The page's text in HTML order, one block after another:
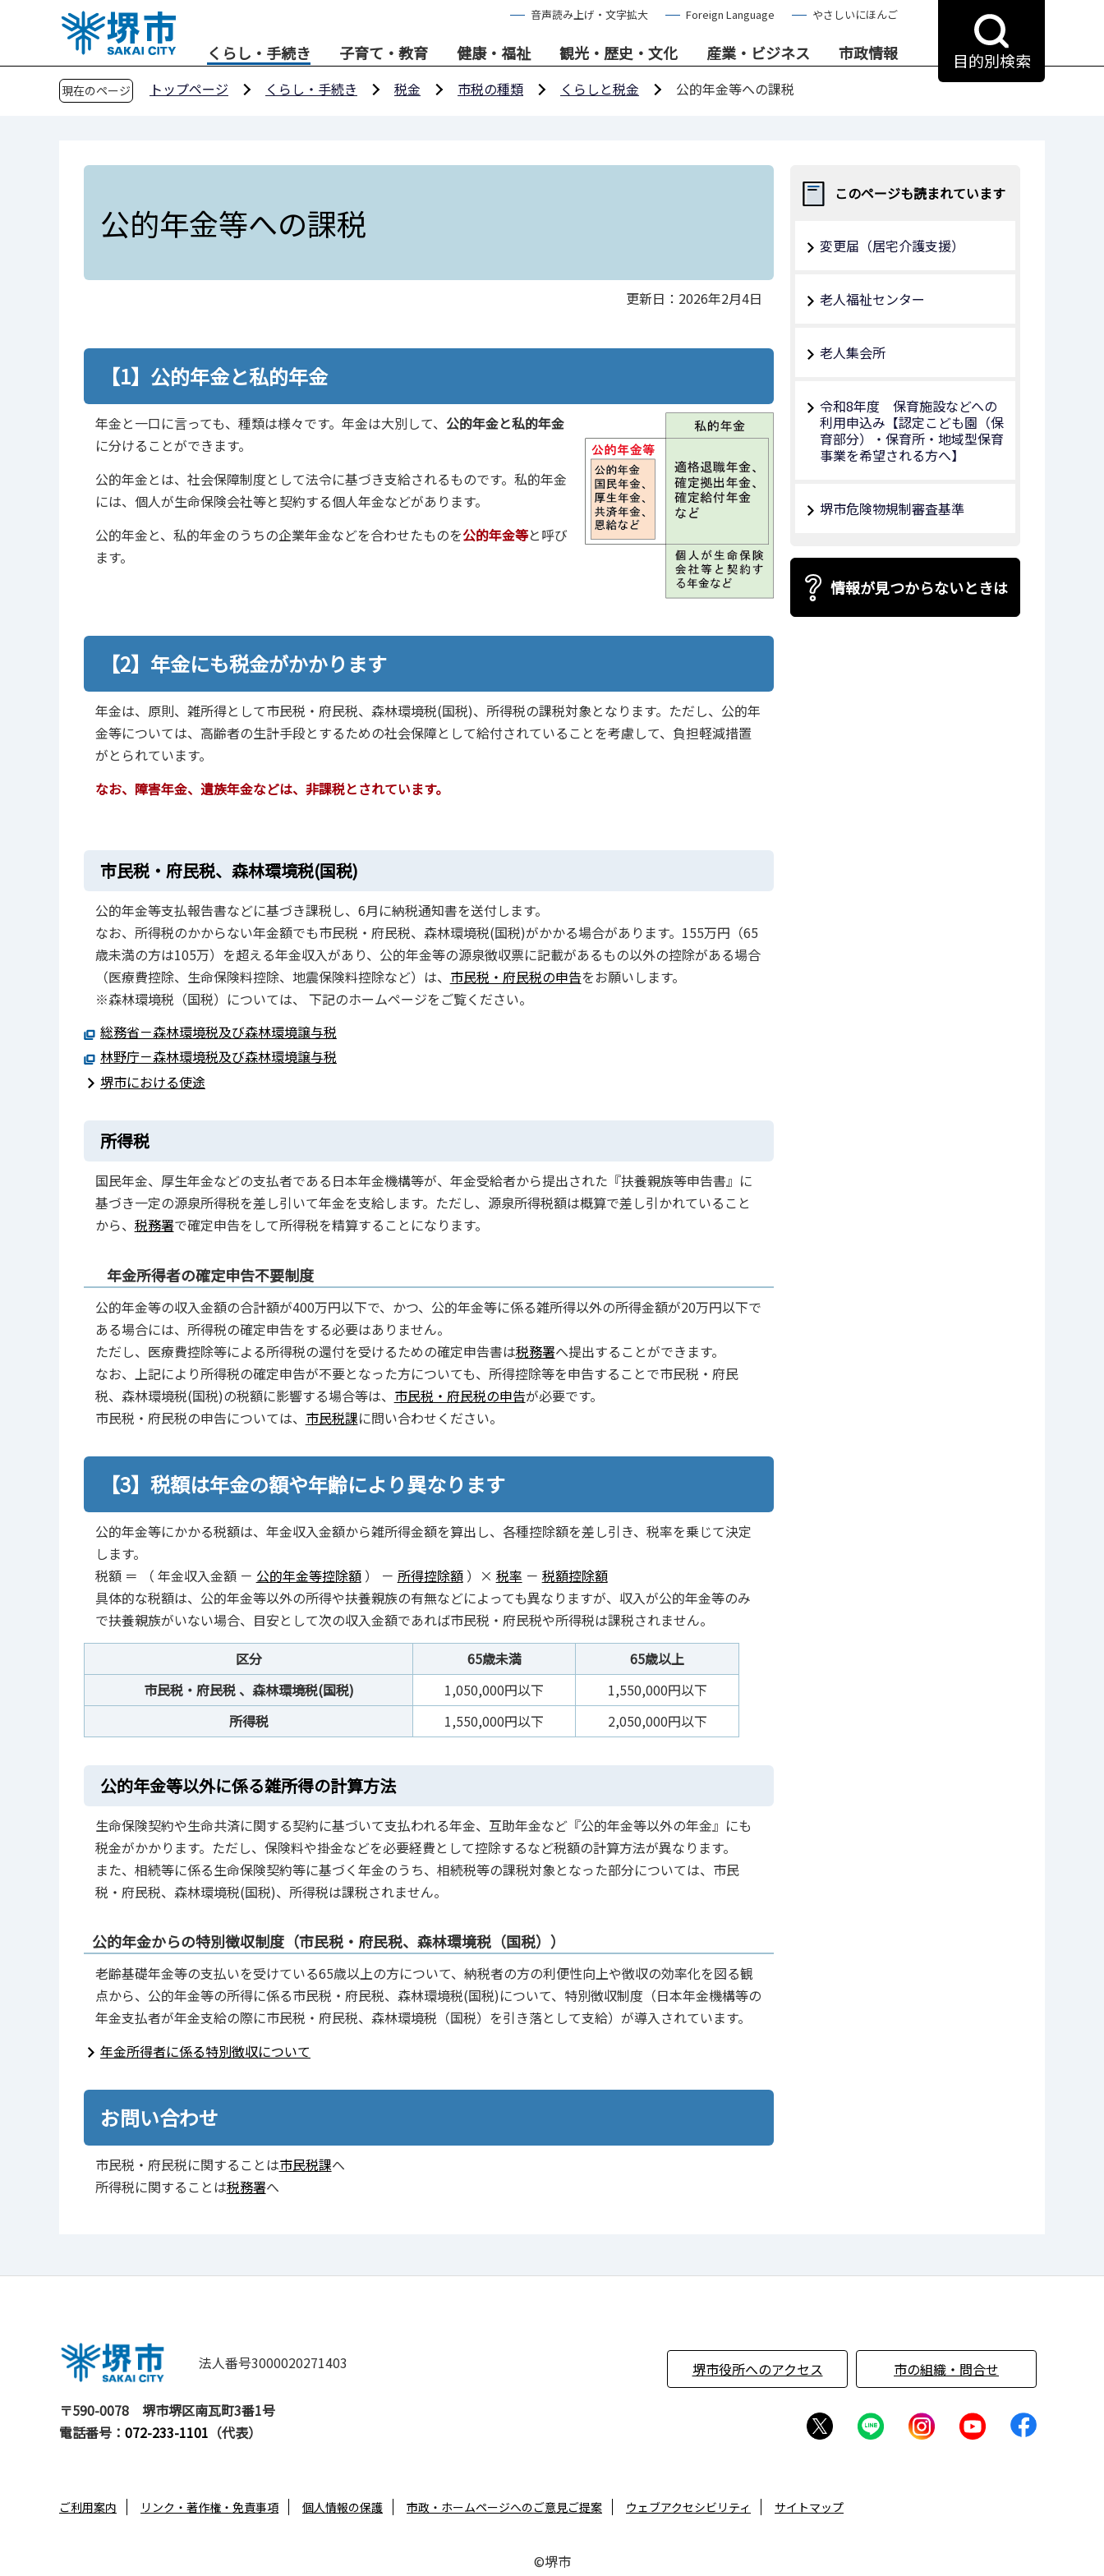
音声読み上げ・文字拡大 Foreign Language やさしいにほんご
くらし・手続き 子育て・教育 健康・福祉 観光・歴史・文化 産業・ビジネス 市政情報 目的別検索
現在のページ トップページ くらし・手続き 税金 市税の種類 くらしと税金 公的年金等への課税
公的年金等への課税
更新日：2026年2月4日
【1】公的年金と私的年金
年金と一口に言っても、種類は様々です。年金は大別して、 公的年金と私的年金
に分けることができます。
公的年金とは、社会保障制度として法令に基づき支給されるものです。私的年金
には、個人が生命保険会社等と契約する個人年金などがあります。
公的年金と、私的年金のうちの企業年金などを合わせたものを公的年金等と呼び
ます。
【2】年金にも税金がかかります
年金は、原則、雑所得として市民税・府民税、森林環境税(国税)、所得税の課税対象となります。ただし、公的年
金等については、高齢者の生計手段とするための社会保障として給付されていることを考慮して、負担軽減措置
がとられています。
なお、障害年金、遺族年金などは、非課税とされています。
市民税・府民税、森林環境税(国税)
公的年金等支払報告書などに基づき課税し、6月に納税通知書を送付します。
なお、所得税のかからない年金額でも市民税・府民税、森林環境税(国税)がかかる場合があります。155万円（65
歳未満の方は105万）を超える年金収入があり、公的年金等の源泉徴収票に記載があるもの以外の控除がある場合
（医療費控除、生命保険料控除、地震保険料控除など）は、 市民税・府民税の申告をお願いします。
※森林環境税（国税）については、 下記のホームページをご覧ください。
総務省－森林環境税及び森林環境譲与税
林野庁－森林環境税及び森林環境譲与税
堺市における使途
所得税
国民年金、厚生年金などの支払者である日本年金機構等が、年金受給者から提出された『扶養親族等申告書』に
基づき一定の源泉所得税を差し引いて年金を支給します。ただし、源泉所得税額は概算で差し引かれていること
から、 税務署で確定申告をして所得税を精算することになります。
年金所得者の確定申告不要制度
公的年金等の収入金額の合計額が400万円以下で、かつ、公的年金等に係る雑所得以外の所得金額が20万円以下で
ある場合には、所得税の確定申告をする必要はありません。
ただし、医療費控除等による所得税の還付を受けるための確定申告書は税務署へ提出することができます。
なお、上記により所得税の確定申告が不要となった方についても、所得控除等を申告することで市民税・府民
税、森林環境税(国税)の税額に影響する場合等は、 市民税・府民税の申告が必要です。
市民税・府民税の申告については、 市民税課に問い合わせください。
【3】税額は年金の額や年齢により異なります
公的年金等にかかる税額は、年金収入金額から雑所得金額を算出し、各種控除額を差し引き、税率を乗じて決定
します。
税額 ＝ （ 年金収入金額 － 公的年金等控除額） － 所得控除額）× 税率 － 税額控除額
具体的な税額は、公的年金等以外の所得や扶養親族の有無などによっても異なりますが、収入が公的年金等のみ
で扶養親族がいない場合、目安として次の収入金額であれば市民税・府民税や所得税は課税されません。
区分
65歳未満
65歳以上
市民税・府民税 、森林環境税(国税)
1,050,000円以下
1,550,000円以下
所得税
1,550,000円以下 2,050,000円以下
公的年金等以外に係る雑所得の計算方法
生命保険契約や生命共済に関する契約に基づいて支払われる年金、互助年金など『公的年金等以外の年金』にも
税金がかかります。ただし、保険料や掛金などを必要経費として控除するなど税額の計算方法が異なります。
また、相続等に係る生命保険契約等に基づく年金のうち、相続税等の課税対象となった部分については、市民
税・府民税、森林環境税(国税)、所得税は課税されません。
公的年金からの特別徴収制度（市民税・府民税、森林環境税（国税））
老齢基礎年金等の支払いを受けている65歳以上の方について、納税者の方の利便性向上や徴収の効率化を図る観
点から、公的年金等の所得に係る市民税・府民税、森林環境税(国税)について、特別徴収制度（日本年金機構等の
年金支払者が年金支給の際に市民税・府民税、森林環境税（国税）を引き落として支給）が導入されています。
年金所得者に係る特別徴収について
お問い合わせ
市民税・府民税に関することは市民税課へ
所得税に関することは税務署へ
このページも読まれています
変更届（居宅介護支援）
老人福祉センター
老人集会所
令和8年度 保育施設などへの
利用申込み【認定こども園（保
育部分）・保育所・地域型保育
事業を希望される方へ】
堺市危険物規制審査基準
情報が見つからないときは
法人番号3000020271403
〒590-0078
堺市堺区南瓦町3番1号
電話番号： 072-233-1101 （代表）
堺市役所へのアクセス 市の組織・問合せ
ご利用案内 リンク・著作権・免責事項 個人情報の保護 市政・ホームページへのご意見ご提案 ウェブアクセシビリティ サイトマップ
©堺市